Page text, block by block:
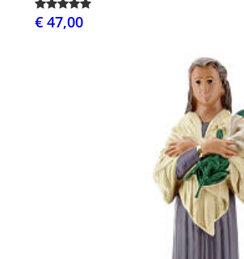
€ 47,00